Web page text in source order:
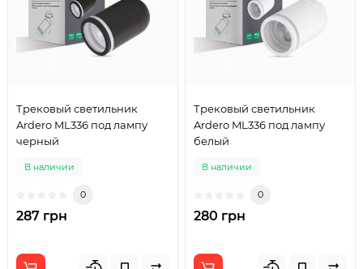
Трековый светильник
Ardero ML336 под лампу
черный
В наличии
0
287 грн
Трековый светильник
Ardero ML336 под лампу
белый
В наличии
0
280 грн